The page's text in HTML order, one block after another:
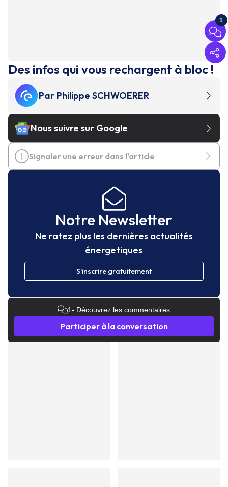
1
Des infos qui vous rechargent à bloc !
Par Philippe SCHWOERER
Nous suivre sur Google
Signaler une erreur dans l'article
Notre Newsletter
Ne ratez plus les dernières actualités
énergetiques
S'inscrire gratuitement
1- Découvrez les commentaires
Participer à la conversation